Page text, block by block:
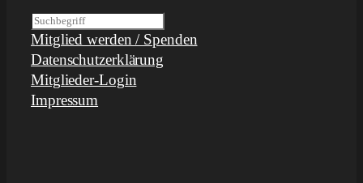
S
u
c
h
e
Mitglied werden / Spenden
Datenschutzerklärung
Mitglieder-Login
Impressum